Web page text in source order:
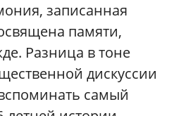
записанная
памяти,
Разница в тоне
дискуссии
самый